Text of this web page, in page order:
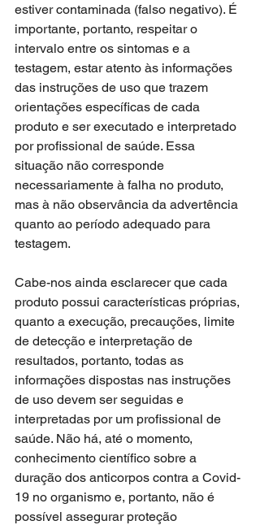
estiver contaminada (falso negativo). É
importante, portanto, respeitar o
intervalo entre os sintomas e a
testagem, estar atento às informações
das instruções de uso que trazem
orientações específicas de cada
produto e ser executado e interpretado
por profissional de saúde. Essa
situação não corresponde
necessariamente à falha no produto,
mas à não observância da advertência
quanto ao período adequado para
testagem.
Cabe-nos ainda esclarecer que cada
produto possui características próprias,
quanto a execução, precauções, limite
de detecção e interpretação de
resultados, portanto, todas as
informações dispostas nas instruções
de uso devem ser seguidas e
interpretadas por um profissional de
saúde. Não há, até o momento,
conhecimento científico sobre a
duração dos anticorpos contra a Covid-
19 no organismo e, portanto, não é
possível assegurar proteção